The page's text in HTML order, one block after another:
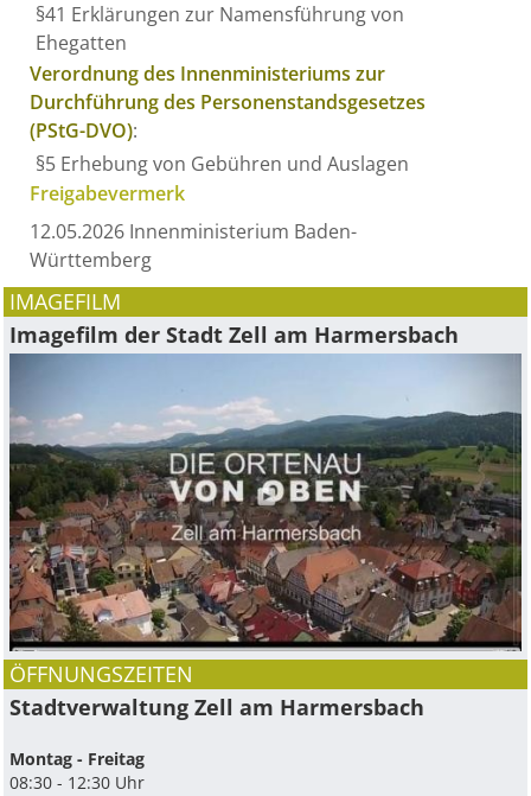
§41 Erklärungen zur Namensführung von
Ehegatten
Verordnung des Innenministeriums zur
Durchführung des Personenstandsgesetzes
(PStG-DVO):
§5 Erhebung von Gebühren und Auslagen
Freigabevermerk
12.05.2026 Innenministerium Baden-
Württemberg
IMAGEFILM
Imagefilm der Stadt Zell am Harmersbach
ÖFFNUNGSZEITEN
Stadtverwaltung Zell am Harmersbach
Montag - Freitag
08:30 - 12:30 Uhr